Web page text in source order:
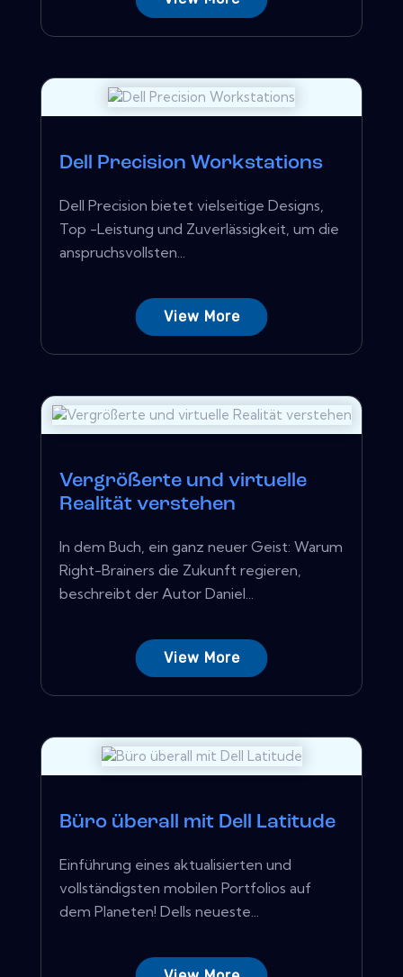
Dell Precision Workstations
Dell Precision bietet vielseitige Designs,
Top -Leistung und Zuverlässigkeit, um die
anspruchsvollsten...
View More
Vergrößerte und virtuelle
Realität verstehen
In dem Buch, ein ganz neuer Geist: Warum
Right-Brainers die Zukunft regieren,
beschreibt der Autor Daniel...
View More
Büro überall mit Dell Latitude
Einführung eines aktualisierten und
vollständigsten mobilen Portfolios auf
dem Planeten! Dells neueste...